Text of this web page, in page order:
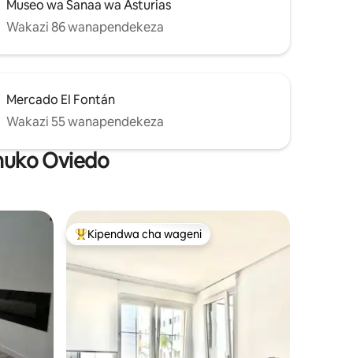
Museo wa Sanaa wa Asturias
Wakazi 86 wanapendekeza
Mercado El Fontán
Wakazi 55 wanapendekeza
Oviedo
Kipendwa maarufu cha wageni
Kipendwa cha wageni